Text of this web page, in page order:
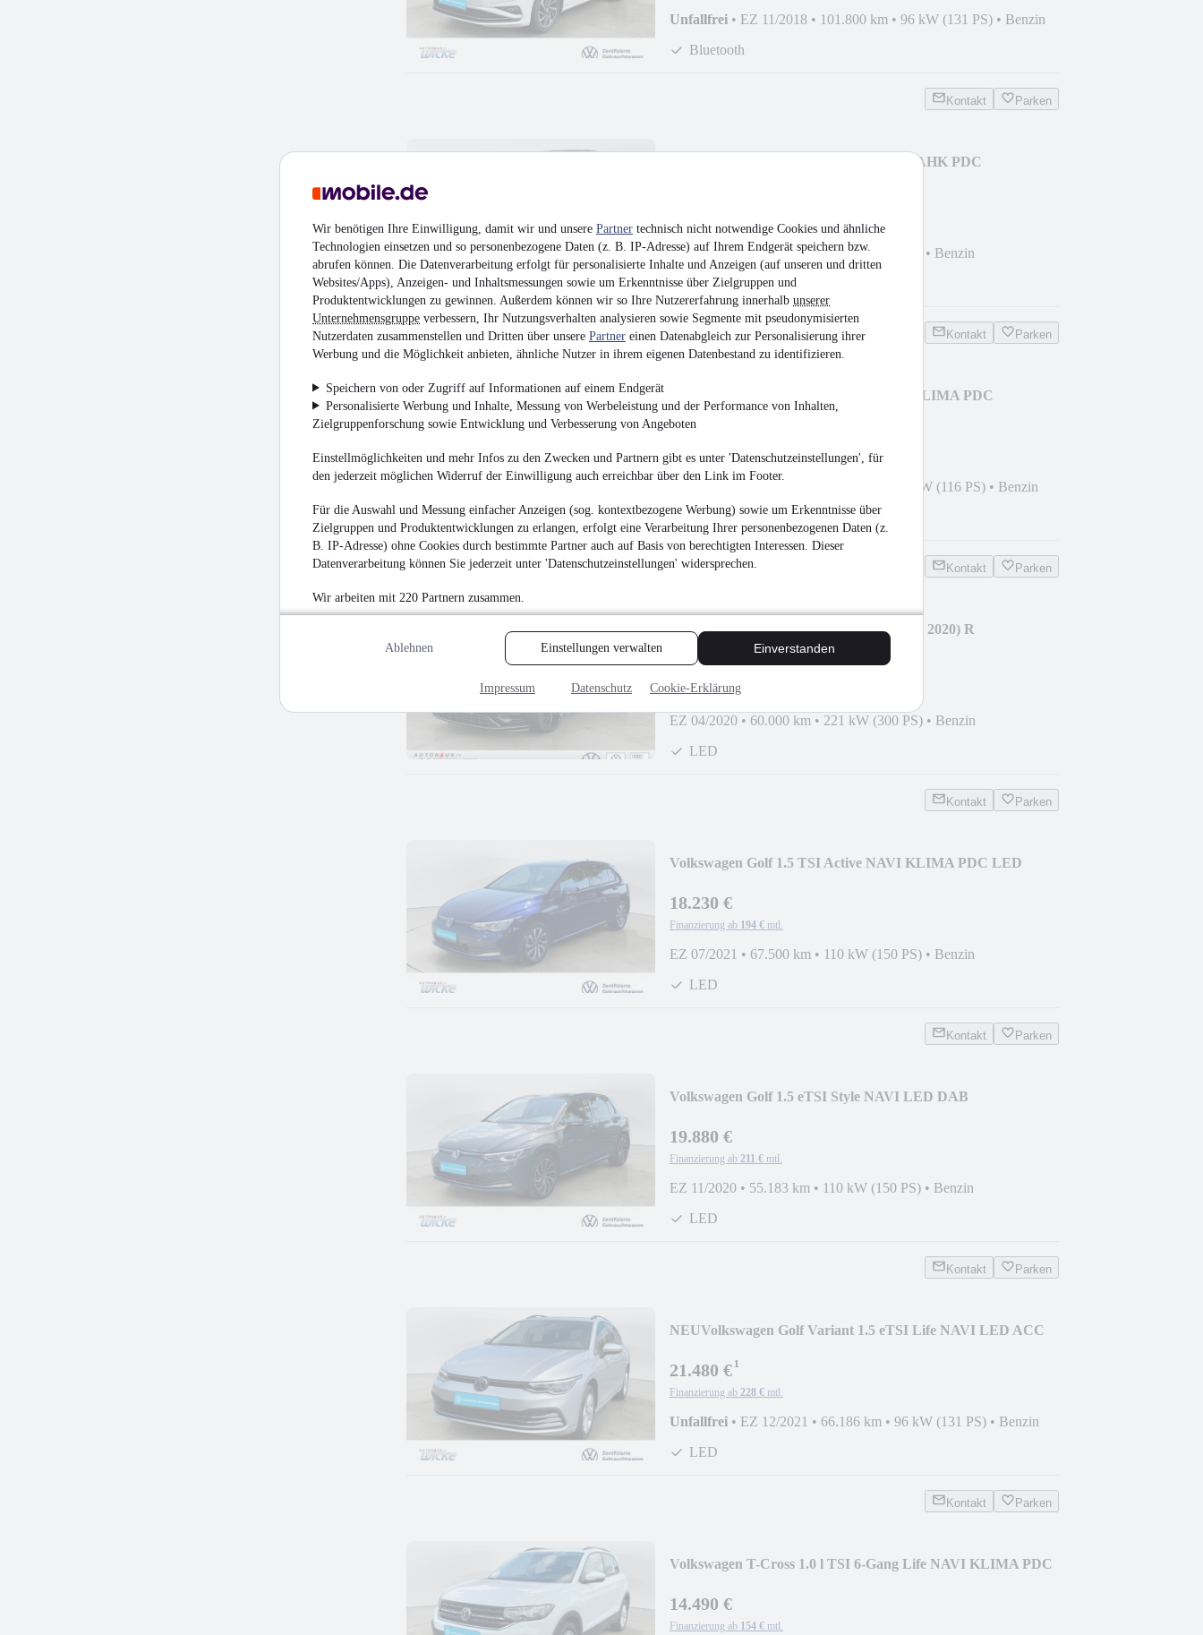
Wir benötigen Ihre Einwilligung, damit wir und unsere Partner technisch nicht notwendige Cookies und ähnliche
Technologien einsetzen und so personenbezogene Daten (z. B. IP-Adresse) auf Ihrem Endgerät speichern bzw.
abrufen können. Die Datenverarbeitung erfolgt für personalisierte Inhalte und Anzeigen (auf unseren und dritten
Websites/Apps), Anzeigen- und Inhaltsmessungen sowie um Erkenntnisse über Zielgruppen und
Produktentwicklungen zu gewinnen. Außerdem können wir so Ihre Nutzererfahrung innerhalb unserer
Unternehmensgruppe verbessern, Ihr Nutzungsverhalten analysieren sowie Segmente mit pseudonymisierten
Nutzerdaten zusammenstellen und Dritten über unsere Partner einen Datenabgleich zur Personalisierung ihrer
Werbung und die Möglichkeit anbieten, ähnliche Nutzer in ihrem eigenen Datenbestand zu identifizieren.
Speichern von oder Zugriff auf Informationen auf einem Endgerät
Personalisierte Werbung und Inhalte, Messung von Werbeleistung und der Performance von Inhalten,
Zielgruppenforschung sowie Entwicklung und Verbesserung von Angeboten
Einstellmöglichkeiten und mehr Infos zu den Zwecken und Partnern gibt es unter 'Datenschutzeinstellungen', für
den jederzeit möglichen Widerruf der Einwilligung auch erreichbar über den Link im Footer.
Für die Auswahl und Messung einfacher Anzeigen (sog. kontextbezogene Werbung) sowie um Erkenntnisse über
Zielgruppen und Produktentwicklungen zu erlangen, erfolgt eine Verarbeitung Ihrer personenbezogenen Daten (z.
B. IP-Adresse) ohne Cookies durch bestimmte Partner auch auf Basis von berechtigten Interessen. Dieser
Datenverarbeitung können Sie jederzeit unter 'Datenschutzeinstellungen' widersprechen.
Wir arbeiten mit 220 Partnern zusammen.
Ablehnen Einstellungen verwalten Einverstanden
Impressum Datenschutz Cookie-Erklärung
Unfallfrei • EZ 11/2018 • 101.800 km • 96 kW (131 PS) • Benzin
Bluetooth
Kontakt Parken
Audi Q2 1.4 TFSI 6-Gang basis KLIMA AHK PDC
Finanzierung ab 159 € mtl.
EZ 07/2017•79.576 km•110 kW (150 PS) • Benzin
Bluetooth
Kontakt Parken
Volkswagen T-Roc 1.0 TSI Basis NAVI KLIMA PDC
14.880 €
Finanzierung ab 158 € mtl.
85 kW (116 PS) • Benzin
Bluetooth
Kontakt Parken
Volkswagen Golf VII (BQ1/BE2)(01.2017- 2020) R
29.990 €
Finanzierung ab 318 €
EZ 04/2020 • 60.000 km • 221 kW (300 PS) • Benzin
LED
Kontakt Parken
Volkswagen Golf 1.5 TSI Active NAVI KLIMA PDC LED
18.230 €
Finanzierung ab 194 € mtl.
EZ 07/2021 • 67.500 km • 110 kW (150 PS) • Benzin
LED
Kontakt Parken
Volkswagen Golf 1.5 eTSI Style NAVI LED DAB
19.880 €
Finanzierung ab 211 € mtl.
EZ 11/2020 • 55.183 km • 110 kW (150 PS) • Benzin
LED
Kontakt Parken
NEUVolkswagen Golf Variant 1.5 eTSI Life NAVI LED ACC
21.480 €¹
Finanzierung ab 228 € mtl.
Unfallfrei • EZ 12/2021 • 66.186 km • 96 kW (131 PS) • Benzin
LED
Kontakt Parken
Volkswagen T-Cross 1.0 l TSI 6-Gang Life NAVI KLIMA PDC
14.490 €
Finanzierung ab 154 € mtl.